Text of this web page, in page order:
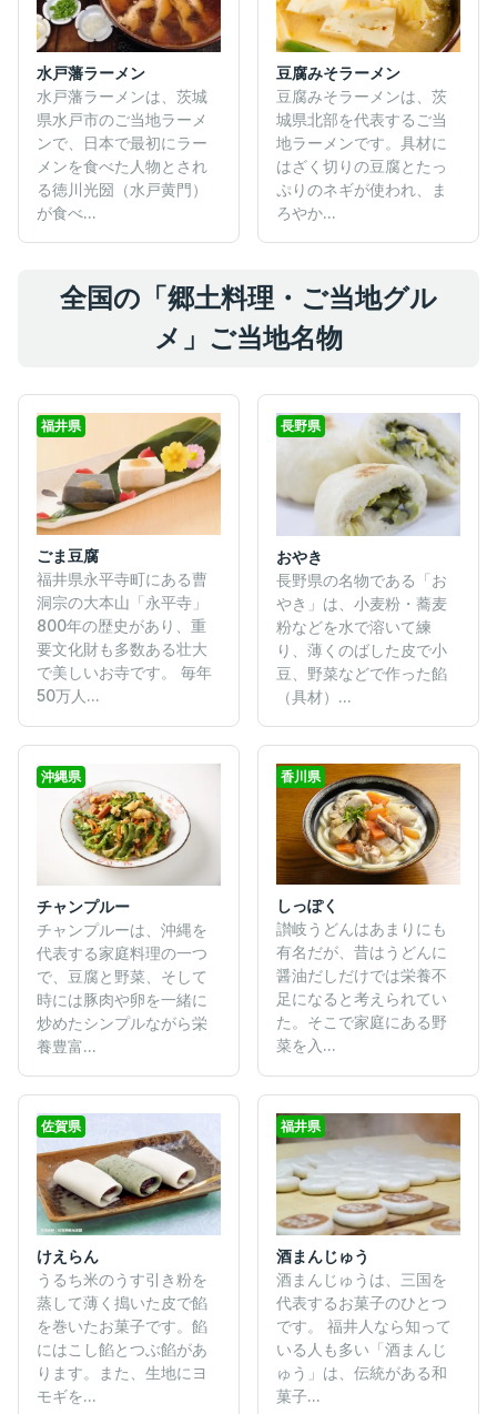
水戸藩ラーメン
水戸藩ラーメンは、茨城
県水戸市のご当地ラーメ
ンで、日本で最初にラー
メンを食べた人物とされ
る徳川光圀（水戸黄門）
が食べ...
豆腐みそラーメン
豆腐みそラーメンは、茨
城県北部を代表するご当
地ラーメンです。具材に
はざく切りの豆腐とたっ
ぷりのネギが使われ、ま
ろやか...
全国の「郷土料理・ご当地グル
メ」ご当地名物
福井県
ごま豆腐
福井県永平寺町にある曹
洞宗の大本山「永平寺」
800年の歴史があり、重
要文化財も多数ある壮大
で美しいお寺です。 毎年
50万人...
長野県
おやき
長野県の名物である「お
やき」は、小麦粉・蕎麦
粉などを水で溶いて練
り、薄くのばした皮で小
豆、野菜などで作った餡
（具材）...
沖縄県
チャンプルー
チャンプルーは、沖縄を
代表する家庭料理の一つ
で、豆腐と野菜、そして
時には豚肉や卵を一緒に
炒めたシンプルながら栄
養豊富...
香川県
しっぽく
讃岐うどんはあまりにも
有名だが、昔はうどんに
醤油だしだけでは栄養不
足になると考えられてい
た。そこで家庭にある野
菜を入...
佐賀県
けえらん
うるち米のうす引き粉を
蒸して薄く搗いた皮で餡
を巻いたお菓子です。餡
にはこし餡とつぶ餡があ
ります。また、生地にヨ
モギを...
福井県
酒まんじゅう
酒まんじゅうは、三国を
代表するお菓子のひとつ
です。 福井人なら知って
いる人も多い「酒まんじ
ゅう」は、伝統がある和
菓子...